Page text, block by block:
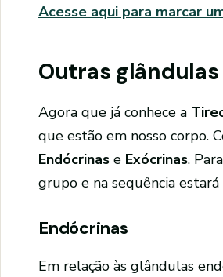
Acesse aqui para marcar
Outras glândulas
Agora que já conhece a
que estão em nosso corpo.
Endócrinas e Exócrinas.
grupo e na sequência
Endócrinas
Em relação às glândulas